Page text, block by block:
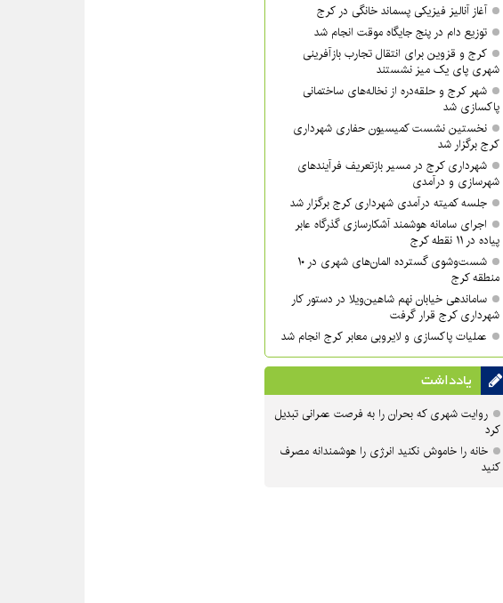
آغاز آنالیز فیزیکی پسماند خانگی در کرج
توزیع دام در پنج جایگاه موقت انجام شد
کرج و قزوین برای انتقال تجارب بازآفرینی
شهری پای یک میز نشستند
شهر کرج و حلقه‌دره از نخاله‌های ساختمانی
پاکسازی شد
نخستین نشست کمیسیون حفاری شهرداری
کرج برگزار شد
شهرداری کرج در مسیر بازتعریف فرآیندهای
شهرسازی و درآمدی
جلسه کمیته درآمدی شهرداری کرج برگزار شد
اجرای سامانه هوشمند آشکارسازی گذرگاه عابر
پیاده در ۱۱ نقطه کرج
شست‌وشوی گسترده المان‌های شهری در ۱۰
منطقه کرج
ساماندهی خیابان نهم شاهین‌ویلا در دستور کار
شهرداری کرج قرار گرفت
عملیات پاکسازی و لایروبی معابر کرج انجام شد
یادداشت
روایت شهری که بحران را به فرصت عمرانی تبدیل
کرد
خانه را خاموش نکنید انرژی را هوشمندانه مصرف
کنید